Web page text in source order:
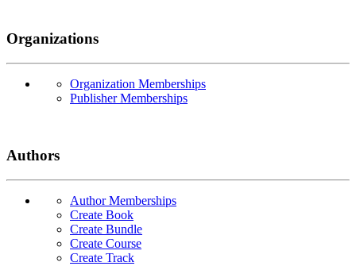
Organizations
Organization Memberships
Publisher Memberships
Authors
Author Memberships
Create Book
Create Bundle
Create Course
Create Track